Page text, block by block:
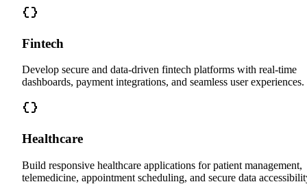
Fintech
Develop secure and data-driven fintech platforms with real-time
dashboards, payment integrations, and seamless user experiences.
Healthcare
Build responsive healthcare applications for patient management,
telemedicine, appointment scheduling, and secure data